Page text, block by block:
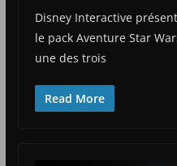
Disney Interactive
le pack Aventure Star
une des trois
Read More